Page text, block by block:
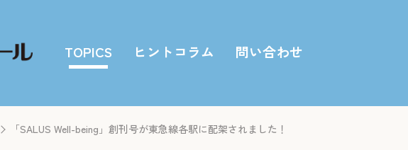
TOPICS ヒントコラム 問い合わせ
「SALUS Well-being」創刊号が東急線各駅に配架されました！